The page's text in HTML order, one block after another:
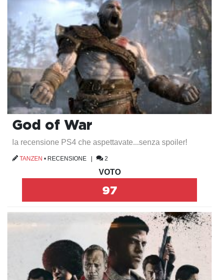
God of War
la recensione PS4 che aspettavate...senza spoiler!
TANZEN • RECENSIONE | 2
VOTO
97